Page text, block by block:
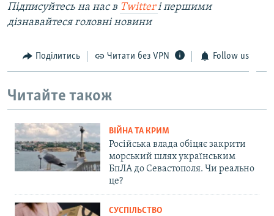
Підписуйтесь на наc в Twitterі першими
дізнавайтеся головні новини
Поділитись Читати без VPN Follow us
Читайте також
ВІЙНА ТА КРИМ
Російська влада обіцяє закрити
морський шлях українським
БпЛА до Севастополя. Чи реально
це?
СУСПІЛЬСТВО